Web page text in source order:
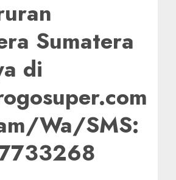
Sumatera
di
Wa/SMS: